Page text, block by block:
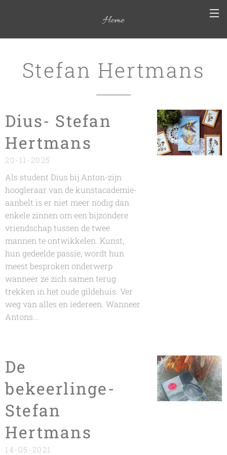
Home
Stefan Hertmans
Dius- Stefan
Hertmans
20-11-2025
Als student Dius bij Anton-zijn
hoogleraar van de kunstacademie-
aanbelt is er niet meer nodig dan
enkele zinnen om een bijzondere
vriendschap tussen de twee
mannen te ontwikkelen. Kunst,
hun gedeelde passie, wordt hun
meest besproken onderwerp
wanneer ze zich samen terug
trekken in het oude gildehuis. Ver
weg van alles en iedereen. Wanneer
Antons...
De
bekeerlinge-
Stefan
Hertmans
14-05-2021